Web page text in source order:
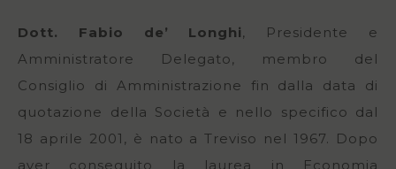
Dott. Fabio de’ Longhi, Presidente e
Amministratore Delegato, membro del
Consiglio di Amministrazione fin dalla data di
quotazione della Società e nello specifico dal
18 aprile 2001, è nato a Treviso nel 1967. Dopo
aver conseguito la laurea in Economia